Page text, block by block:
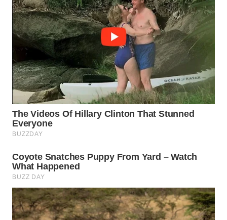
WAHANANEWS
NET
WAHANA
SPORT
WAHANA
UMKM
WAHANA
WAHANA
PERSONA
WAHANA
OTOMOTIF